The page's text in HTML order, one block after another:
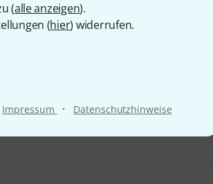
(alle anzeigen).
(hier) widerrufen.
Impressum · Datenschutzhinweise